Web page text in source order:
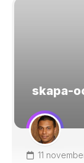
skapa-
11